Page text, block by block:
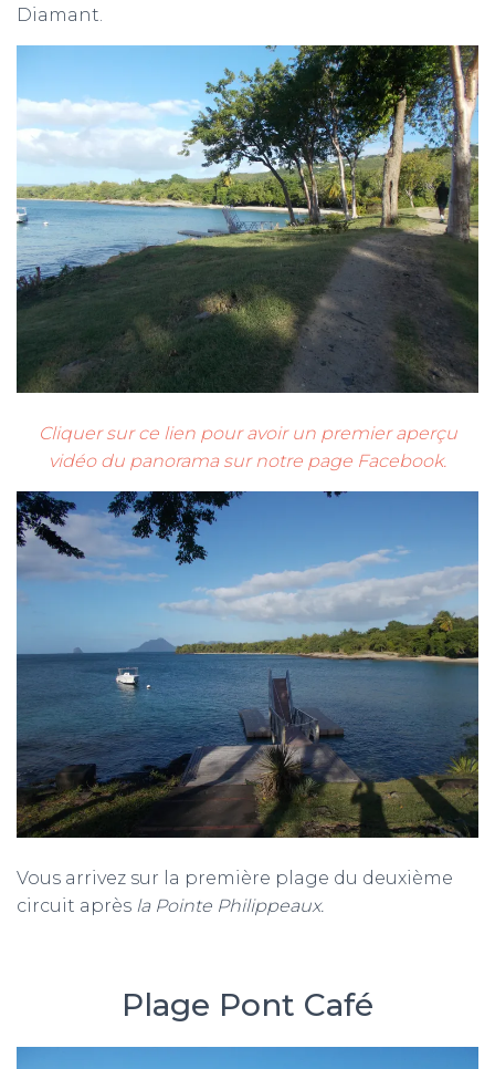
Diamant.
Cliquer sur ce lien pour avoir un premier aperçu
vidéo du panorama sur notre page Facebook.
Vous arrivez sur la première plage du deuxième
circuit après la Pointe Philippeaux.
Plage Pont Café